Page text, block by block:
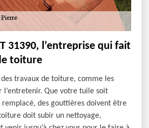
31390, l’entreprise qui fait
toiture
travaux de toiture, comme les
l’entretenir. Que votre tuile soit
des gouttières doivent être
doit subir un nettoyage,